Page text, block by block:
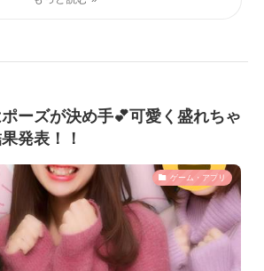
ーズが決め手💕可愛く盛れちゃ
発表！！
ゲーム・アプリ